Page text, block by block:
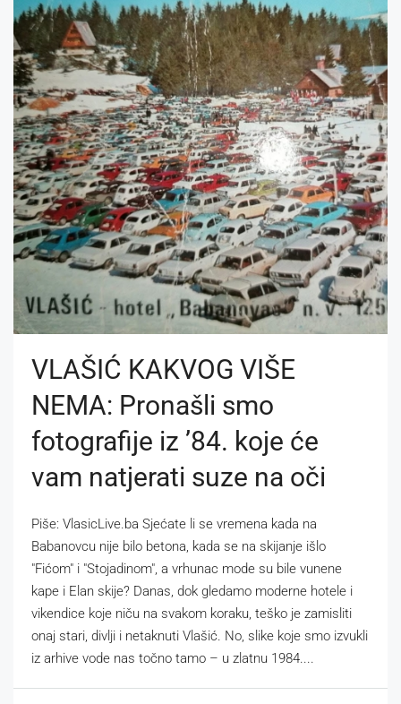
VLAŠIĆ KAKVOG VIŠE
NEMA: Pronašli smo
fotografije iz ’84. koje će
vam natjerati suze na oči
Piše: VlasicLive.ba ​Sjećate li se vremena kada na
Babanovcu nije bilo betona, kada se na skijanje išlo
"Fićom" i "Stojadinom", a vrhunac mode su bile vunene
kape i Elan skije? ​Danas, dok gledamo moderne hotele i
vikendice koje niču na svakom koraku, teško je zamisliti
onaj stari, divlji i netaknuti Vlašić. No, slike koje smo izvukli
iz arhive vode nas točno tamo – u zlatnu 1984....